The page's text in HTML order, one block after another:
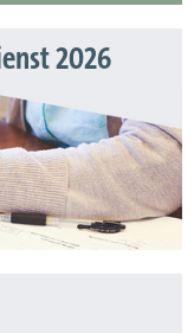
2026